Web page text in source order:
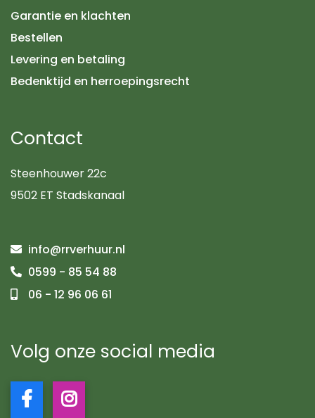
Garantie en klachten
Bestellen
Levering en betaling
Bedenktijd en herroepingsrecht
Contact
Steenhouwer 22c
9502 ET Stadskanaal
info@rrverhuur.nl
0599 - 85 54 88
06 - 12 96 06 61
Volg onze social media